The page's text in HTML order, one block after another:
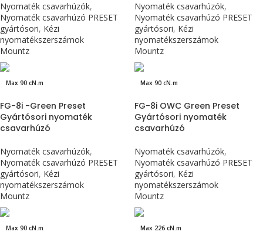
Nyomaték csavarhúzók,
Nyomaték csavarhúzó PRESET
gyártósori, Kézi
nyomatékszerszámok
Mountz
Nyomaték csavarhúzók,
Nyomaték csavarhúzó PRESET
gyártósori, Kézi
nyomatékszerszámok
Mountz
Max 90 cN.m
FG-8i -Green Preset
Gyártósori nyomaték
csavarhúzó
Nyomaték csavarhúzók,
Nyomaték csavarhúzó PRESET
gyártósori, Kézi
nyomatékszerszámok
Mountz
Max 90 cN.m
FG-8i OWC Green Preset
Gyártósori nyomaték
csavarhúzó
Nyomaték csavarhúzók,
Nyomaték csavarhúzó PRESET
gyártósori, Kézi
nyomatékszerszámok
Mountz
Max 90 cN.m Max 226 cN.m